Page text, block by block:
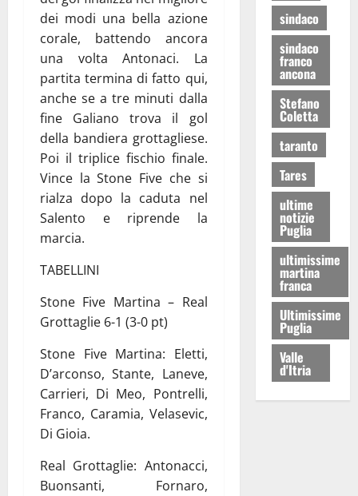
dei modi una bella azione
corale, battendo ancora
una volta Antonaci. La
partita termina di fatto qui,
anche se a tre minuti dalla
fine Galiano trova il gol
della bandiera grottagliese.
Poi il triplice fischio finale.
Vince la Stone Five che si
rialza dopo la caduta nel
Salento e riprende la
marcia.
TABELLINI
Stone Five Martina – Real
Grottaglie 6-1 (3-0 pt)
Stone Five Martina: Eletti,
D’arconso, Stante, Laneve,
Carrieri, Di Meo, Pontrelli,
Franco, Caramia, Velasevic,
Di Gioia.
Real Grottaglie: Antonacci,
Buonsanti, Fornaro,
sindaco
sindaco
franco
ancona
Stefano
Coletta
taranto
Tares
ultime
notizie
Puglia
ultimissime
martina
franca
Ultimissime
Puglia
Valle
d'Itria